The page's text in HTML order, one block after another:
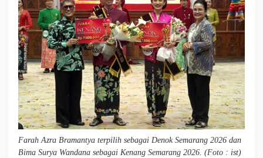
Farah Azra Bramantya terpilih sebagai Denok Semarang 2026 dan
Bima Surya Wandana sebagai Kenang Semarang 2026. (Foto : ist)